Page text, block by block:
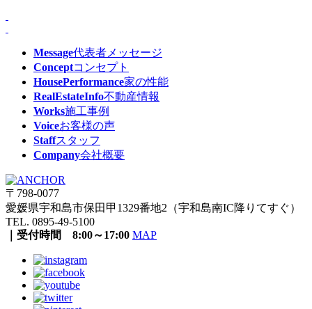
Message代表者メッセージ
Conceptコンセプト
HousePerformance家の性能
RealEstateInfo不動産情報
Works施工事例
Voiceお客様の声
Staffスタッフ
Company会社概要
〒798-0077
愛媛県宇和島市保田甲1329番地2（宇和島南IC降りてすぐ）
TEL. 0895-49-5100
｜受付時間 8:00～17:00 MAP